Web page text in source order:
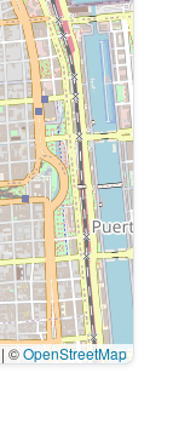
|©OpenStreetMap